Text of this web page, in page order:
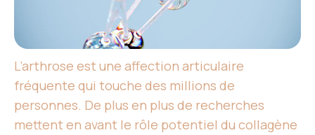
L’arthrose est une affection articulaire
fréquente qui touche des millions de
personnes. De plus en plus de recherches
mettent en avant le rôle potentiel du collagène